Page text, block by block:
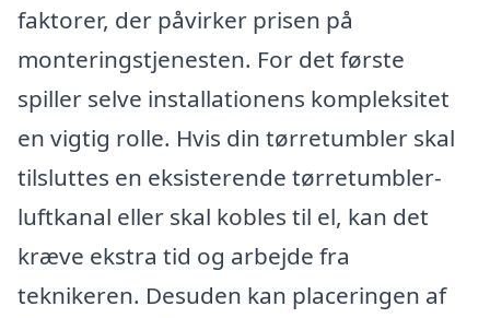
faktorer, der påvirker prisen på
monteringstjenesten. For det første
spiller selve installationens kompleksitet
en vigtig rolle. Hvis din tørretumbler skal
tilsluttes en eksisterende tørretumbler-
luftkanal eller skal kobles til el, kan det
kræve ekstra tid og arbejde fra
teknikeren. Desuden kan placeringen af